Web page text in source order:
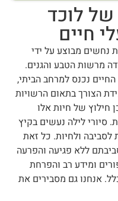
לוכד
חיים
נחשים מבוצע על ידי
מרשות הטבע והגנים.
נכנס למרחב הביתי,
הצורך בתאום הרשויות
חילוץ של חיות אלו
לילה נעשים בקיץ
ולחיות. כל זאת
ללא פגיעה והפרעה
ומידע רב והפרחת
אנחנו גם מסבירים את